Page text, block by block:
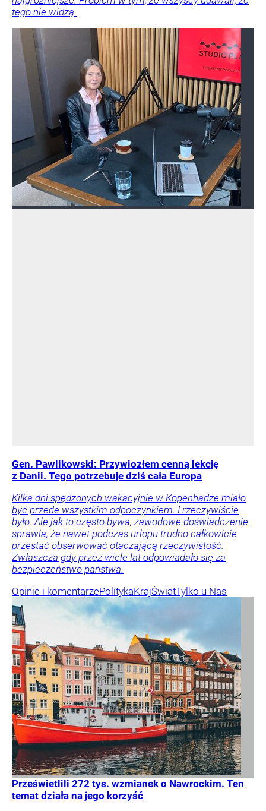
tego nie widzą.
Gen. Pawlikowski: Przywiozłem cenną lekcję
z Danii. Tego potrzebuje dziś cała Europa
Kilka dni spędzonych wakacyjnie w Kopenhadze miało
być przede wszystkim odpoczynkiem. I rzeczywiście
było. Ale jak to często bywa, zawodowe doświadczenie
sprawia, że nawet podczas urlopu trudno całkowicie
przestać obserwować otaczającą rzeczywistość.
Zwłaszcza gdy przez wiele lat odpowiadało się za
bezpieczeństwo państwa.
Opinie i komentarzePolitykaKrajŚwiatTylko u Nas
Prześwietlili 272 tys. wzmianek o Nawrockim. Ten
temat działa na jego korzyść